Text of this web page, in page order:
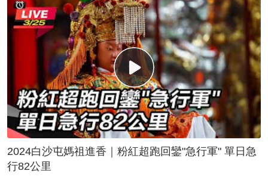
2024白沙屯媽祖進香｜粉紅超跑回鑾"急行軍" 單日急
行82公里